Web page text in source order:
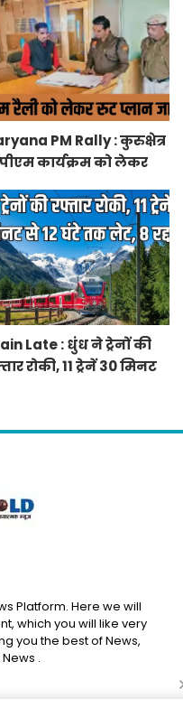
PM Rally : कुरुक्षेत्र
कार्यक्रम को लेकर
Late : धुंध ने ट्रेनों की
रोकी, 11 ट्रेनें 30 मिनट
Platform. Here we will
which you will like very
you the best of News,
.